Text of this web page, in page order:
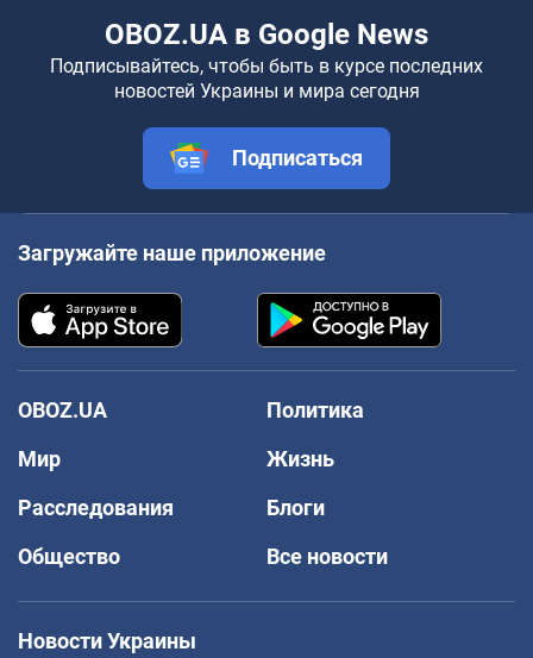
OBOZ.UA в Google News
Подписывайтесь, чтобы быть в курсе последних
новостей Украины и мира сегодня
Подписаться
Загружайте наше приложение
OBOZ.UA
Политика
Мир
Жизнь
Расследования
Блоги
Общество
Все новости
Новости Украины